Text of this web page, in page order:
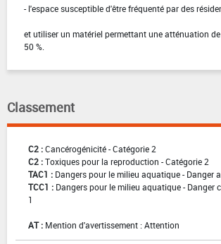
- l'espace susceptible d'être fréquenté par des
et utiliser un matériel permettant une atténuation
50 %.
Classement
C2 :Cancérogénicité - Catégorie 2
C2 :Toxiques pour la reproduction - Catégorie 2
TAC1 : Dangers pour le milieu aquatique - Danger
TCC1 : Dangers pour le milieu aquatique - Danger
1
AT : Mention d'avertissement : Attention